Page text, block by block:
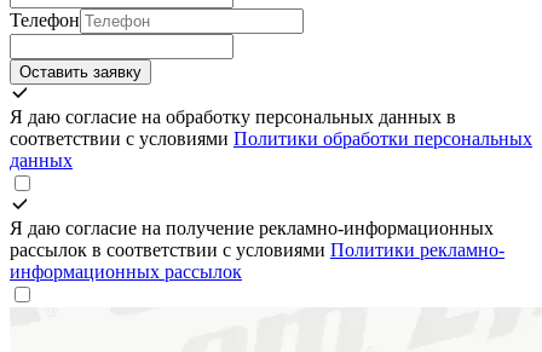
Телефон
Оставить заявку
Я даю согласие на обработку персональных данных в
соответствии с условиями Политики обработки персональных
данных
Я даю согласие на получение рекламно-информационных
рассылок в соответствии с условиями Политики рекламно-
информационных рассылок